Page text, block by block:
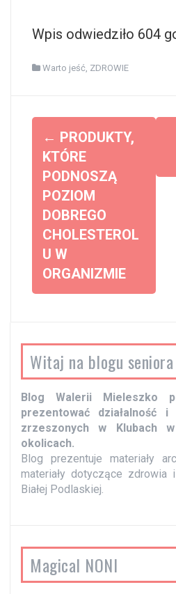
Wpis odwiedziło 604
Warto jeść, ZDROWIE
w
p
y
← PRODUKTY,
KTÓRE
PODNOSZĄ
POZIOM
DOBREGO
CHOLESTEROL
U W
ORGANIZMIE
Witaj na blogu seniora
Blog Walerii Mieleszko
prezentować działalność
zrzeszonych w Klubach
okolicach.
Blog prezentuje materiały
materiały dotyczące zdrowia
Białej Podlaskiej.
Magical NONI